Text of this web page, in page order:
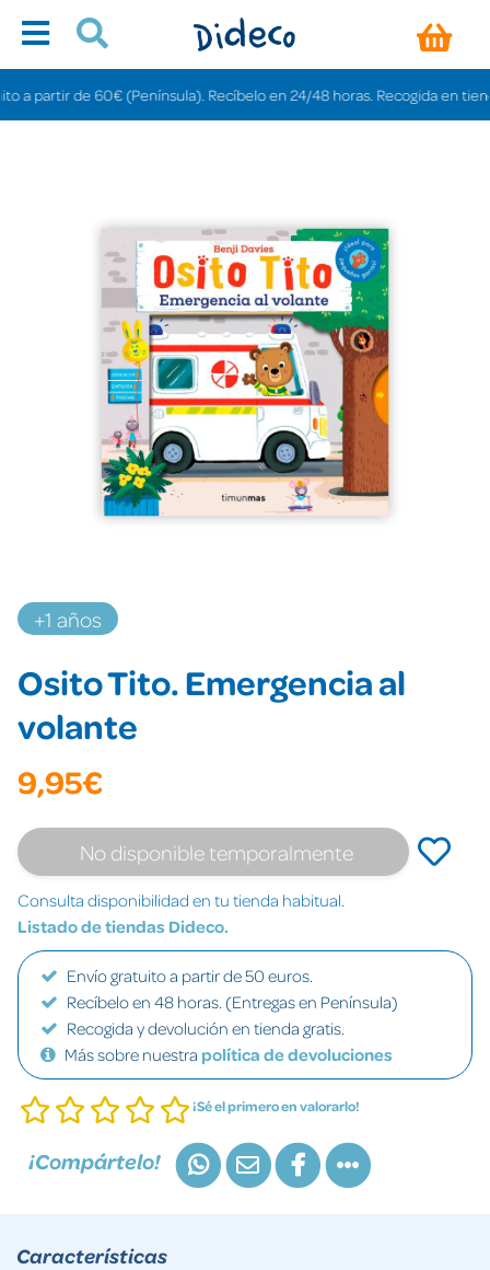
de 60€ (Península). Recíbelo en 24/48 horas. Recogida en tiendas
+1 años
Osito Tito. Emergencia al
volante
9,95€
No disponible temporalmente
Consulta disponibilidad en tu tienda habitual.
Listado de tiendas Dideco.
Envío gratuito a partir de 50 euros.
Recíbelo en 48 horas. (Entregas en Península)
Recogida y devolución en tienda gratis.
Más sobre nuestra política de devoluciones
¡Sé el primero en valorarlo!
¡Compártelo!
Características